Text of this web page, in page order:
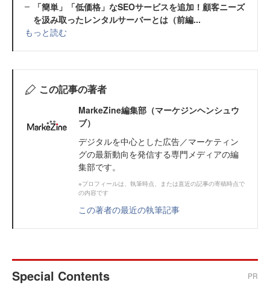
「簡単」「低価格」なSEOサービスを追加！顧客ニーズ
を汲み取ったレンタルサーバーとは（前編...
もっと読む
この記事の著者
MarkeZine編集部（マーケジンヘンシュウ
ブ）
デジタルを中心とした広告／マーケティン
グの最新動向を発信する専門メディアの編
集部です。
※プロフィールは、執筆時点、または直近の記事の寄稿時点で
の内容です
この著者の最近の執筆記事
Special Contents PR